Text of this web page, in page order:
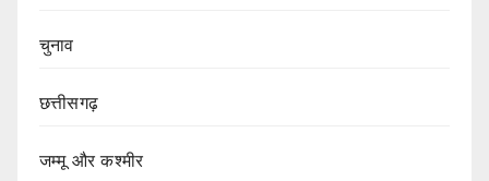
चुनाव
छत्तीसगढ़
जम्मू और कश्मीर